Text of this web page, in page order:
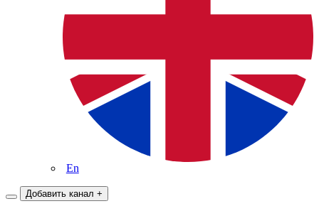
En
Добавить канал +